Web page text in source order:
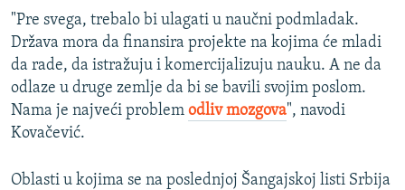
"Pre svega, trebalo bi ulagati u naučni podmladak.
Država mora da finansira projekte na kojima će mladi
da rade, da istražuju i komercijalizuju nauku. A ne da
odlaze u druge zemlje da bi se bavili svojim poslom.
Nama je najveći problem odliv mozgova", navodi
Kovačević.
Oblasti u kojima se na poslednjoj Šangajskoj listi Srbija